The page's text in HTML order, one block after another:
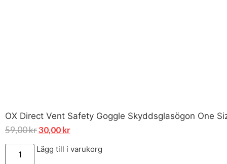
OX Direct Vent Safety Goggle Skyddsglasögon One
59,00kr30,00kr
Lägg till i varukorg